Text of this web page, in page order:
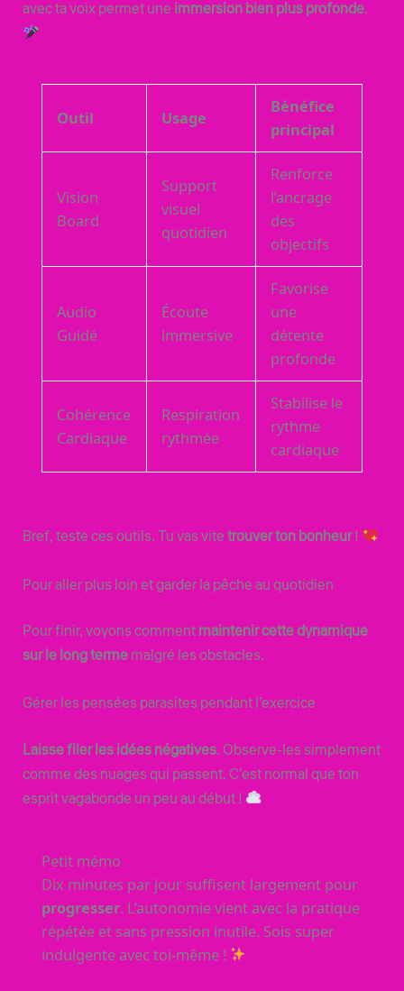
avec ta voix permet une immersion bien plus profonde.
Outil Usage
Bénéfice
principal
Vision
Board
Support
visuel
quotidien
Renforce
l’ancrage
des
objectifs
Audio
Guidé
Écoute
immersive
Favorise
une
détente
profonde
Cohérence
Cardiaque
Respiration
rythmée
Stabilise le
rythme
cardiaque
Bref, teste ces outils. Tu vas vitetrouver ton bonheur!
Pour aller plus loin et garder la pêche au quotidien
Pour finir, voyons commentmaintenir cette dynamique
sur le long termemalgré les obstacles.
Gérer les pensées parasites pendant l’exercice
Laisse filer les idées négatives. Observe-les simplement
comme des nuages qui passent. C’est normal que ton
esprit vagabonde un peu au début !
Petit mémo
Dix minutes par jour suffisent largement pour
progresser. L’autonomie vient avec la pratique
répétée et sans pression inutile. Sois super
indulgente avec toi-même !